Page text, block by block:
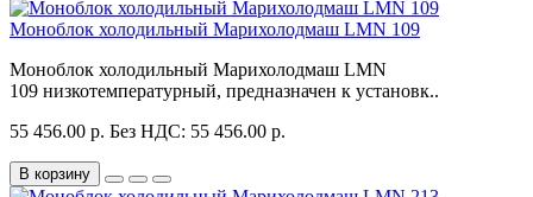
Моноблок холодильный Марихолодмаш LMN 109
Моноблок холодильный Марихолодмаш LMN
109 низкотемпературный, предназначен к установк..
55 456.00 р. Без НДС: 55 456.00 р.
В корзину